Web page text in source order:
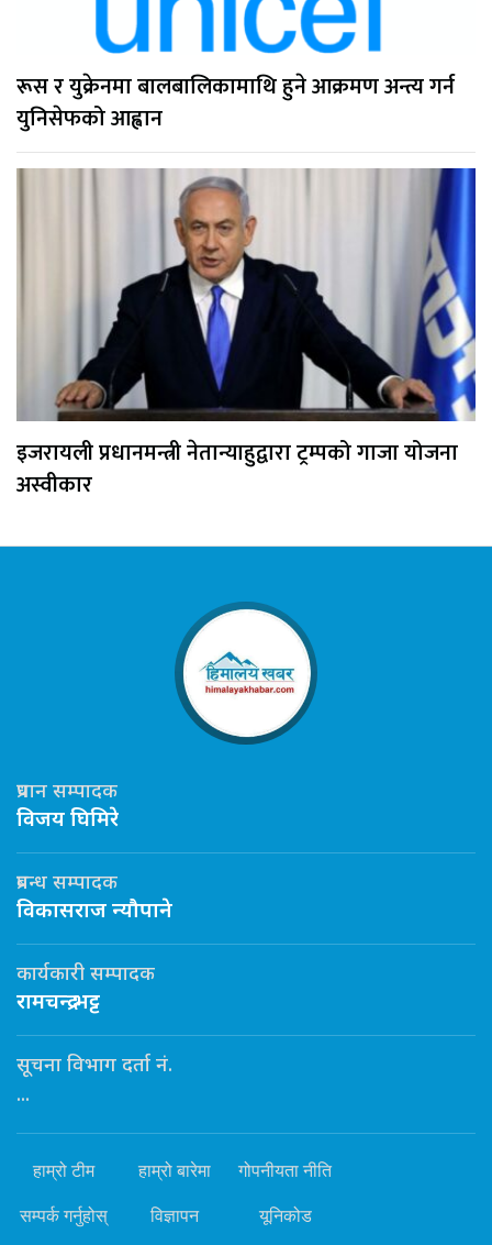
रूस र युक्रेनमा बालबालिकामाथि हुने आक्रमण अन्त्य गर्न
युनिसेफको आह्वान
इजरायली प्रधानमन्त्री नेतान्याहुद्वारा ट्रम्पको गाजा योजना
अस्वीकार
प्रधान सम्पादक
विजय घिमिरे
प्रबन्ध सम्पादक
विकासराज न्यौपाने
कार्यकारी सम्पादक
रामचन्द्र भट्ट
सूचना विभाग दर्ता नं.
...
हाम्रो टीम हाम्रो बारेमा गोपनीयता नीति
सम्पर्क गर्नुहोस् विज्ञापन यूनिकोड